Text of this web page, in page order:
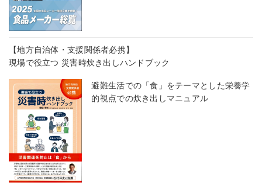
【地方自治体・支援関係者必携】
現場で役立つ 災害時炊き出しハンドブック
避難生活での「食」をテーマとした栄養学
的視点での炊き出しマニュアル